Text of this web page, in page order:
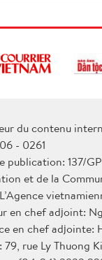
du contenu
- 0261
publication: 137/
et de la
en chef adjoint:
en chef adjointe:
79, rue Ly Thuong